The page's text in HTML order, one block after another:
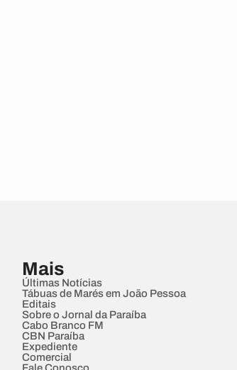
Mais
Últimas Notícias
Tábuas de Marés em João Pessoa
Editais
Sobre o Jornal da Paraíba
Cabo Branco FM
CBN Paraíba
Expediente
Comercial